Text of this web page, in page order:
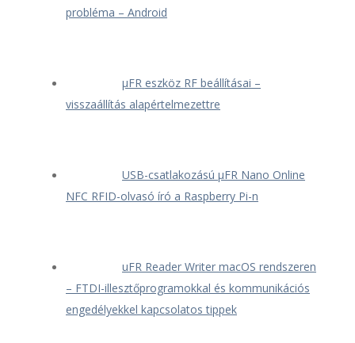
probléma – Android
μFR eszköz RF beállításai –
visszaállítás alapértelmezettre
USB-csatlakozású μFR Nano Online
NFC RFID-olvasó író a Raspberry Pi-n
uFR Reader Writer macOS rendszeren
– FTDI-illesztőprogramokkal és kommunikációs
engedélyekkel kapcsolatos tippek